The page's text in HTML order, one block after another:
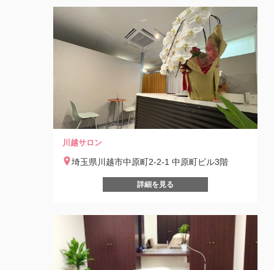
川越サロン
埼玉県川越市中原町2-2-1 中原町ビル3階
詳細を見る